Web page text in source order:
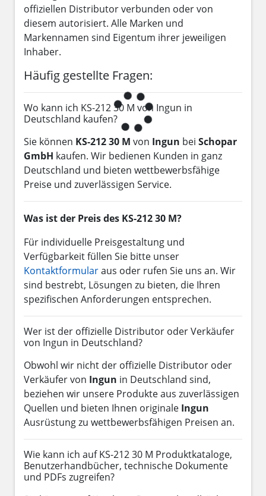
offiziellen Distributor verbunden oder von
diesem autorisiert. Alle Marken und
Markennamen sind Eigentum ihrer jeweiligen
Inhaber.
Häufig gestellte Fragen:
Wo kann ich KS-212 30 M von Ingun in
Deutschland kaufen?
Sie können KS-212 30 M von Ingun bei Schopar
GmbH kaufen. Wir bedienen Kunden in ganz
Deutschland und bieten wettbewerbsfähige
Preise und zuverlässigen Service.
Was ist der Preis des KS-212 30 M?
Für individuelle Preisgestaltung und
Verfügbarkeit füllen Sie bitte unser
Kontaktformularaus oder rufen Sie uns an. Wir
sind bestrebt, Lösungen zu bieten, die Ihren
spezifischen Anforderungen entsprechen.
Wer ist der offizielle Distributor oder Verkäufer
von Ingun in Deutschland?
Obwohl wir nicht der offizielle Distributor oder
Verkäufer von Ingun in Deutschland sind,
beziehen wir unsere Produkte aus zuverlässigen
Quellen und bieten Ihnen originale Ingun
Ausrüstung zu wettbewerbsfähigen Preisen an.
Wie kann ich auf KS-212 30 M Produktkataloge,
Benutzerhandbücher, technische Dokumente
und PDFs zugreifen?